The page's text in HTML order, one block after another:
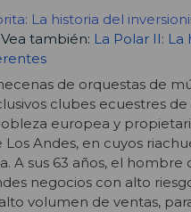
La historia del
Vea también: La Polar II:
de orquestas de
clubes ecuestres
europea y
Andes, en cuyos
A sus 63 años, el hombre
negocios con alto
volumen de ventas,